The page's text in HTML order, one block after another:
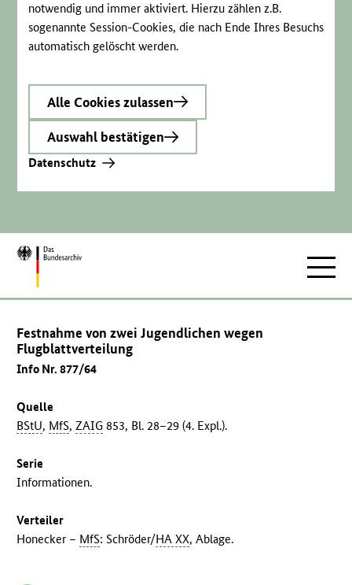
notwendig und immer aktiviert. Hierzu zählen z.B.
sogenannte Session-Cookies, die nach Ende Ihres Besuchs
automatisch gelöscht werden.
Alle Cookies zulassen
Auswahl bestätigen
Datenschutz
Zur
Festnahme von zwei Jugendlichen wegen
Flugblattverteilung
Info Nr. 877/64
Quelle
BStU, MfS,ZAIG 853, Bl. 28–29 (4. Expl.).
Serie
Informationen.
Verteiler
Honecker – MfS: Schröder/HA XX, Ablage.